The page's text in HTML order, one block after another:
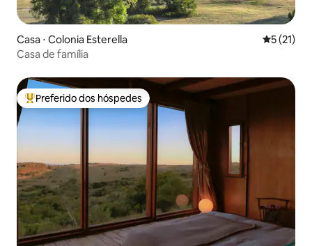
Casa ⋅ Colonia Esterella 5 de uma
5 (21)
Casa de família
Entre os melhores preferidos dos hóspedes
Preferido dos hóspedes